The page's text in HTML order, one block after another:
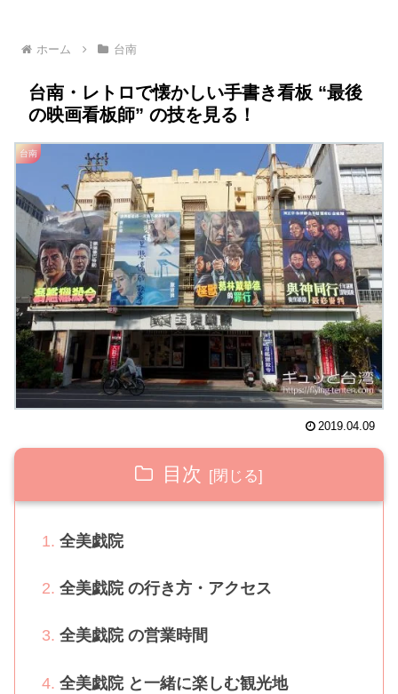
ホーム 台南
台南・レトロで懐かしい手書き看板 “最後
の映画看板師” の技を見る！
台南
2019.04.09
目次
全美戯院
全美戯院 の行き方・アクセス
全美戯院 の営業時間
全美戯院 と一緒に楽しむ観光地